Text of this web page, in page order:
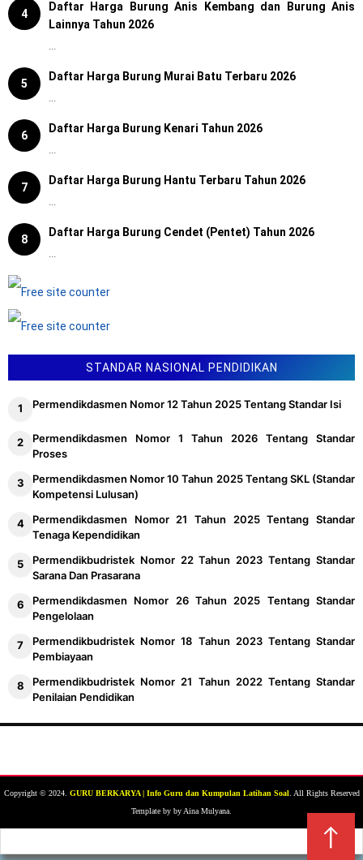
4
Daftar Harga Burung Anis Kembang dan Burung Anis
Lainnya Tahun 2026
5
Daftar Harga Burung Murai Batu Terbaru 2026
6
Daftar Harga Burung Kenari Tahun 2026
7
Daftar Harga Burung Hantu Terbaru Tahun 2026
8
Daftar Harga Burung Cendet (Pentet) Tahun 2026
STANDAR NASIONAL PENDIDIKAN
Permendikdasmen Nomor 12 Tahun 2025 Tentang Standar Isi
Permendikdasmen Nomor 1 Tahun 2026 Tentang Standar
Proses
Permendikdasmen Nomor 10 Tahun 2025 Tentang SKL (Standar
Kompetensi Lulusan)
Permendikdasmen Nomor 21 Tahun 2025 Tentang Standar
Tenaga Kependidikan
Permendikbudristek Nomor 22 Tahun 2023 Tentang Standar
Sarana Dan Prasarana
Permendikdasmen Nomor 26 Tahun 2025 Tentang Standar
Pengelolaan
Permendikbudristek Nomor 18 Tahun 2023 Tentang Standar
Pembiayaan
Permendikbudristek Nomor 21 Tahun 2022 Tentang Standar
Penilaian Pendidikan
Copyright © 2024. GURU BERKARYA | Info Guru dan Kumpulan Latihan Soal. All Rights Reserved
Template by by Aina Mulyana.
↑